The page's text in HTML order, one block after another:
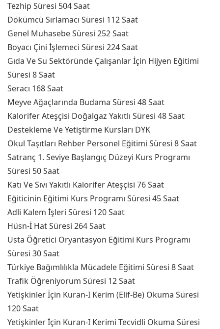
Tezhip Süresi 504 Saat
Dökümcü Sırlamacı Süresi 112 Saat
Genel Muhasebe Süresi 252 Saat
Boyacı Çini İşlemeci Süresi 224 Saat
Gıda Ve Su Sektöründe Çalışanlar İçin Hijyen Eğitimi
Süresi 8 Saat
Seracı 168 Saat
Meyve Ağaçlarında Budama Süresi 48 Saat
Kalorifer Ateşçisi Doğalgaz Yakıtlı Süresi 48 Saat
Destekleme Ve Yetiştirme Kursları DYK
Okul Taşıtları Rehber Personel Eğitimi Süresi 8 Saat
Satranç 1. Seviye Başlangıç Düzeyi Kurs Programı
Süresi 50 Saat
Katı Ve Sıvı Yakıtlı Kalorifer Ateşçisi 76 Saat
Eğiticinin Eğitimi Kurs Programı Süresi 45 Saat
Adli Kalem İşleri Süresi 120 Saat
Hüsn-İ Hat Süresi 264 Saat
Usta Öğretici Oryantasyon Eğitimi Kurs Programı
Süresi 30 Saat
Türkiye Bağımlılıkla Mücadele Eğitimi Süresi 8 Saat
Trafik Öğreniyorum Süresi 12 Saat
Yetişkinler İçin Kuran-I Kerim (Elif-Be) Okuma Süresi
120 Saat
Yetişkinler İçin Kuran-I Kerimi Tecvidli Okuma Süresi